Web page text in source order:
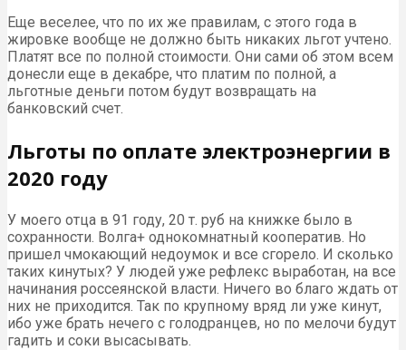
Еще веселее, что по их же правилам, с этого года в
жировке вообще не должно быть никаких льгот учтено.
Платят все по полной стоимости. Они сами об этом всем
донесли еще в декабре, что платим по полной, а
льготные деньги потом будут возвращать на
банковский счет.
Льготы по оплате электроэнергии в
2020 году
У моего отца в 91 году, 20 т. руб на книжке было в
сохранности. Волга+ однокомнатный кооператив. Но
пришел чмoкающий недоумок и все сгорело. И сколько
таких кинутых? У людей уже рефлекс выработан, на все
начинания россеянской власти. Ничего во благо ждать от
них не приходится. Так по крупному вряд ли уже кинут,
ибо уже брать нечего с голодранцев, но по мелочи будут
гадить и соки высасывать.